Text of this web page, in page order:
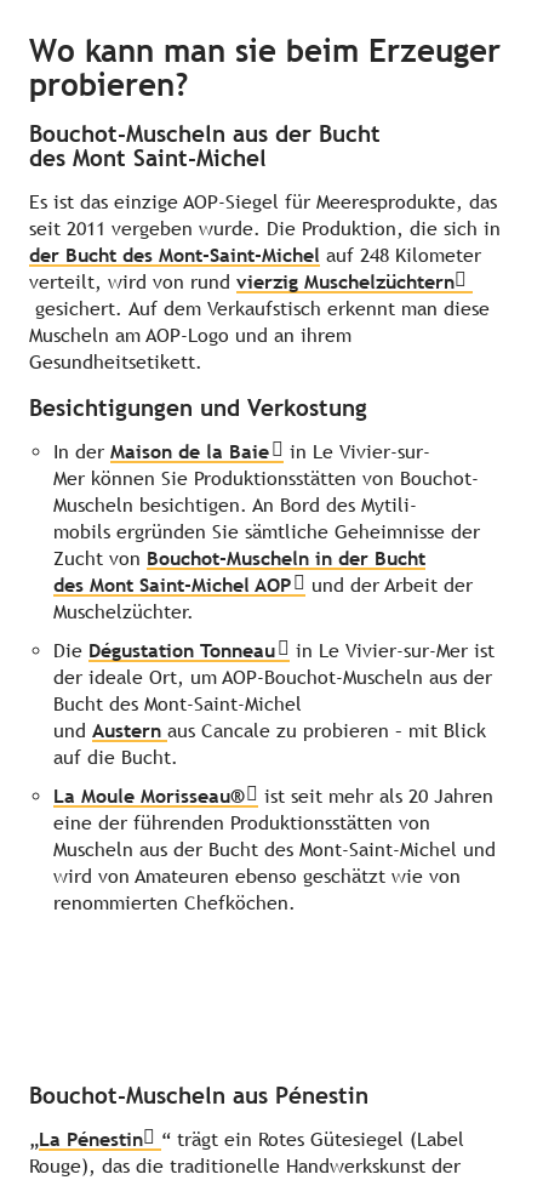
Wo kann man sie beim Erzeuger
probieren?
Bouchot-Muscheln aus der Bucht
des Mont Saint-Michel
Es ist das einzige AOP-Siegel für Meeresprodukte, das
seit 2011 vergeben wurde. Die Produktion, die sich in
der Bucht des Mont-Saint-Michel auf 248 Kilometer
verteilt, wird von rund vierzig Muschelzüchtern
gesichert. Auf dem Verkaufstisch erkennt man diese
Muscheln am AOP-Logo und an ihrem
Gesundheitsetikett.
Besichtigungen und Verkostung
In der Maison de la Baie
in Le Vivier-sur-
Mer können Sie Produktionsstätten von Bouchot-
Muscheln besichtigen. An Bord des Mytili-
mobils ergründen Sie sämtliche Geheimnisse der
Zucht von Bouchot-Muscheln in der Bucht
des Mont Saint-Michel AOP
und der Arbeit der
Muschelzüchter.
Die Dégustation Tonneau
in Le Vivier-sur-Mer ist
der ideale Ort, um AOP-Bouchot-Muscheln aus der
Bucht des Mont-Saint-Michel
und Austern aus Cancale zu probieren – mit Blick
auf die Bucht.
La Moule Morisseau®
ist seit mehr als 20 Jahren
eine der führenden Produktionsstätten von
Muscheln aus der Bucht des Mont-Saint-Michel und
wird von Amateuren ebenso geschätzt wie von
renommierten Chefköchen.
Bouchot-Muscheln aus Pénestin
„La Pénestin
“ trägt ein Rotes Gütesiegel (Label
Rouge), das die traditionelle Handwerkskunst der